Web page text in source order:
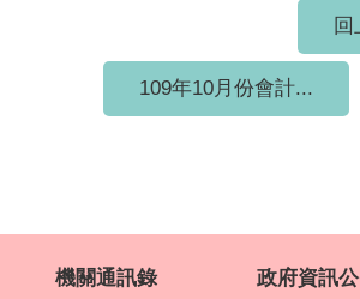
回
109年10月份會計...
機關通訊錄 政府資訊